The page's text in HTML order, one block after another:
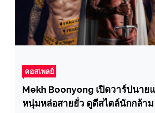
คอสเพลย์
Mekh Boonyong เปิดวาร์ปนา
หนุ่มหล่อสายยั่ว ดูดีสไตล์นักกล้าม